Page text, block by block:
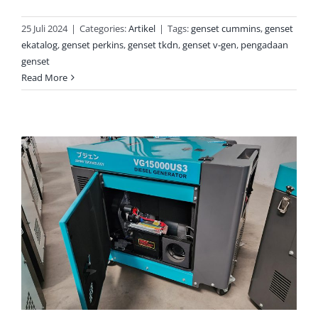
25 Juli 2024 | Categories:Artikel | Tags:genset cummins,genset
ekatalog,genset perkins,genset tkdn,genset v-gen, pengadaan
genset
Read More